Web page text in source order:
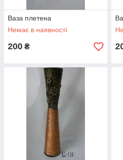
Кашпо для квітів. Плетені
велика і маленька
Ваза плетена
Немає в наявності
200 ₴